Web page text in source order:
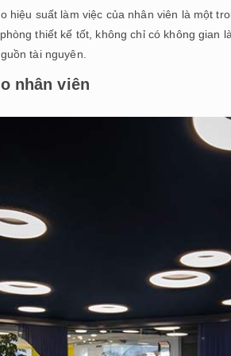
hiệu suất làm việc của nhân viên là một
thiết kế tốt, không chỉ có không gian
tài nguyên.
nhân viên